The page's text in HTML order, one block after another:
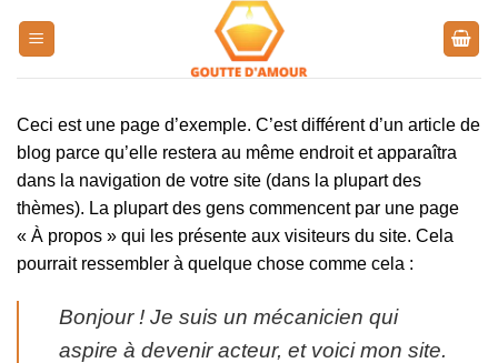
Ceci est une page d’exemple. C’est différent d’un article de
blog parce qu’elle restera au même endroit et apparaîtra
dans la navigation de votre site (dans la plupart des
thèmes). La plupart des gens commencent par une page
« À propos » qui les présente aux visiteurs du site. Cela
pourrait ressembler à quelque chose comme cela :
Bonjour ! Je suis un mécanicien qui
aspire à devenir acteur, et voici mon site.